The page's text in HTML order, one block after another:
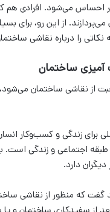
احساس می‌‌شود. افرادی هم که
از این رو، برای
را درباره نقاشی
ساختمان
از نقاشی ساختمان
برای زندگی و کسب‌وکار
اجتماعی و زندگی است.
دیگران دارد.
گفت که منظور از نقاشی